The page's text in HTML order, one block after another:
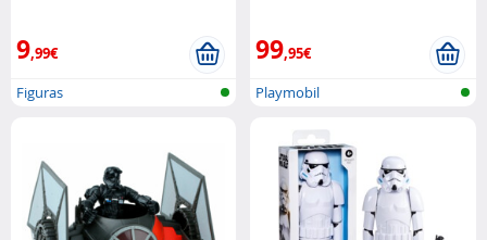
9,99€
Figuras
99,95€
Playmobil